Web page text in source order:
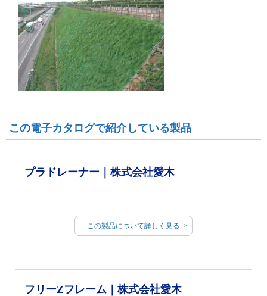
この電子カタログで紹介している製品
プラドレーナー｜株式会社愛木
この製品について詳しく見る
フリーZフレーム｜株式会社愛木